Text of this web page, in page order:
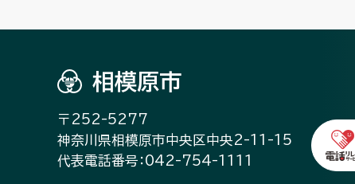
相模原市
〒252-5277
神奈川県相模原市中央区中央2-11-15
代表電話番号：042-754-1111